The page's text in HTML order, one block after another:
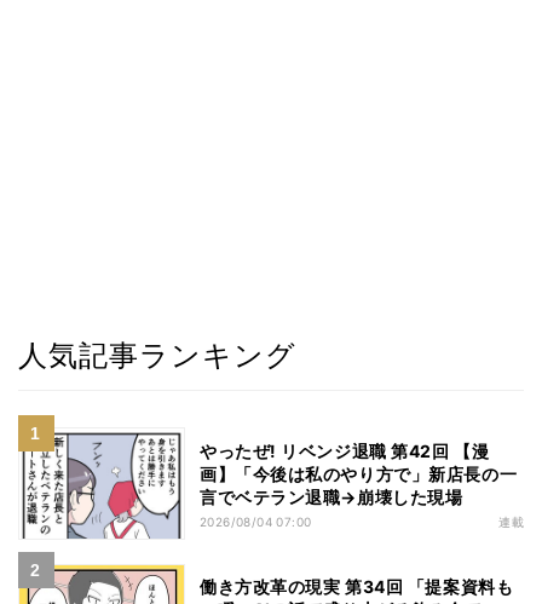
人気記事ランキング
やったぜ! リベンジ退職 第42回 【漫
画】「今後は私のやり方で」新店長の一
言でベテラン退職→崩壊した現場
2026/08/04 07:00 連載
働き方改革の現実 第34回 「提案資料も